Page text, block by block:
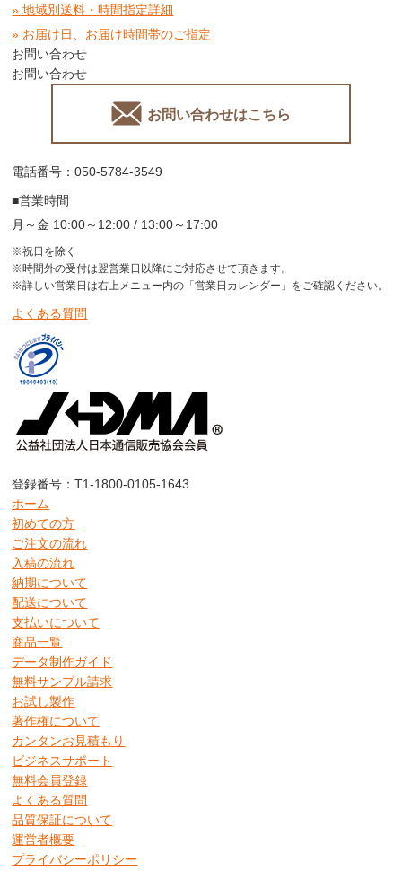
» 地域別送料・時間指定詳細
» お届け日、お届け時間帯のご指定
お問い合わせ
お問い合わせ
お問い合わせはこちら
電話番号：050-5784-3549
■営業時間
月～金 10:00～12:00 / 13:00～17:00
※祝日を除く
※時間外の受付は翌営業日以降にご対応させて頂きます。
※詳しい営業日は右上メニュー内の「営業日カレンダー」をご確認ください。
よくある質問
登録番号：T1-1800-0105-1643
ホーム
初めての方
ご注文の流れ
入稿の流れ
納期について
配送について
支払いについて
商品一覧
データ制作ガイド
無料サンプル請求
お試し製作
著作権について
カンタンお見積もり
ビジネスサポート
無料会員登録
よくある質問
品質保証について
運営者概要
プライバシーポリシー